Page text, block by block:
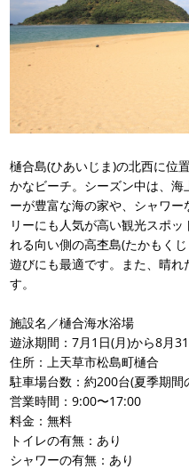
樋合島(ひあいじま)の北西に位
かなビーチ。シーズン中は、
ーが豊富な海の家や、シャワ
リーにも人気が高い観光スポ
れる向い側の高杢島(たかもく
遊びにも最適です。また、晴
す。
施設名／樋合海水浴場
遊泳期間：7月1日(月)から8月
住所：上天草市松島町樋合
駐車場台数：約200台(夏季期間
営業時間：9:00〜17:00
料金：無料
トイレの有無：あり
シャワーの有無：あり